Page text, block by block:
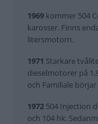
1969 kommer 504
karosser. Finns
litersmotorn.
1971 Starkare
dieselmotorer på
och Familiale
1972 504 Injection
och 104 hk.